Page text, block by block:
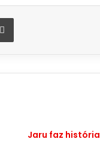
Imprimir
Jaru faz